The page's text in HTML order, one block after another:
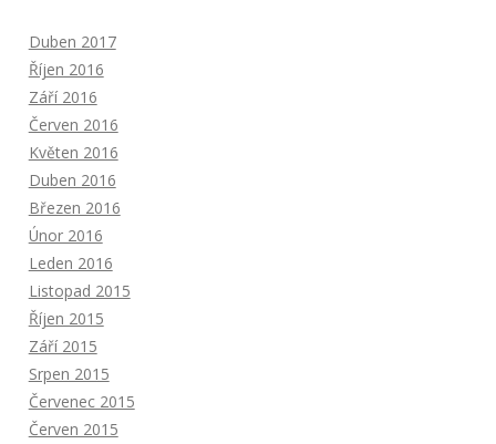
Duben 2017
Říjen 2016
Září 2016
Červen 2016
Květen 2016
Duben 2016
Březen 2016
Únor 2016
Leden 2016
Listopad 2015
Říjen 2015
Září 2015
Srpen 2015
Červenec 2015
Červen 2015